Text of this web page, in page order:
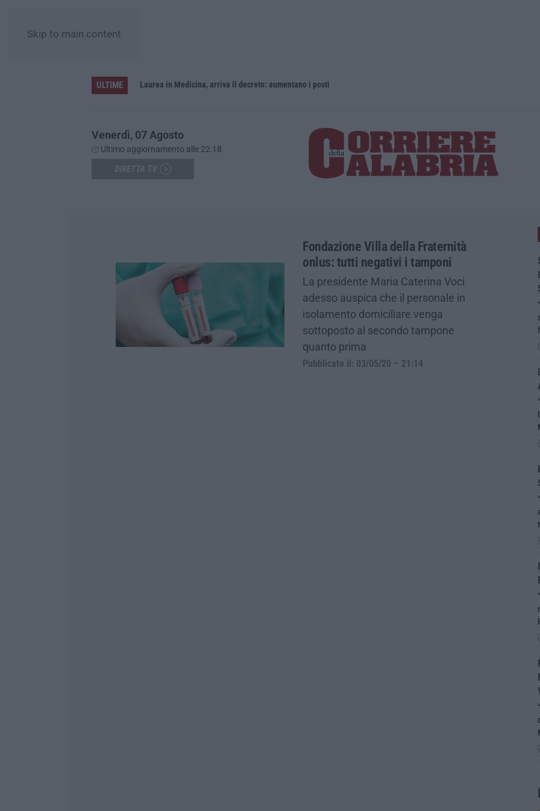
Skip to main content
ULTIME
Sistema bibliotecario vibonese, la dura replica di Soriano e Romeo: «Il fallimento è di chi ha staccato la spina» Laurea in Medicina, arriva il decreto: aumentano i posti
Venerdì, 07 Agosto
Ultimo aggiornamento alle 22:18
Fondazione Villa della Fraternità
onlus: tutti negativi i tamponi
La presidente Maria Caterina Voci
adesso auspica che il personale in
isolamento domiciliare venga
sottoposto al secondo tampone
quanto prima
Pubblicato il: 03/05/20 – 21:14